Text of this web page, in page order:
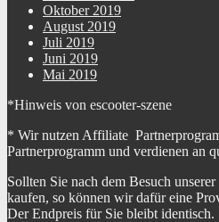
Oktober 2019
August 2019
Juli 2019
Juni 2019
Mai 2019
*Hinweis von escooter-szene
* Wir nutzen Affiliate
Partnerprogramm und verdienen an
Sollten Sie nach dem Besuch
kaufen, so können wir dafür eine
Der Endpreis für Sie bleibt identisch.